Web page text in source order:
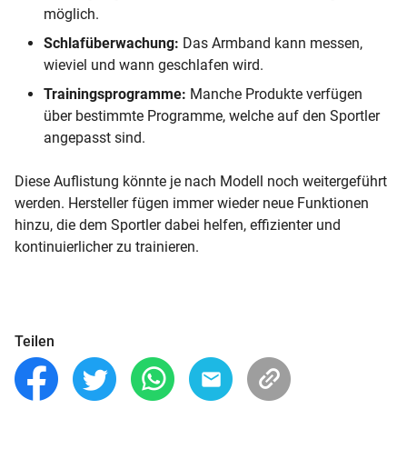
möglich.
Schlafüberwachung: Das Armband kann messen,
wieviel und wann geschlafen wird.
Trainingsprogramme: Manche Produkte verfügen
über bestimmte Programme, welche auf den Sportler
angepasst sind.
Diese Auflistung könnte je nach Modell noch weitergeführt
werden. Hersteller fügen immer wieder neue Funktionen
hinzu, die dem Sportler dabei helfen, effizienter und
kontinuierlicher zu trainieren.
Teilen